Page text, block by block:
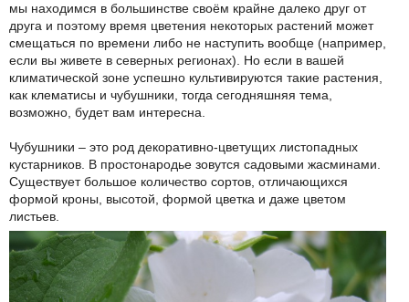
мы находимся в большинстве своём крайне далеко друг от
друга и поэтому время цветения некоторых растений может
смещаться по времени либо не наступить вообще (например,
если вы живете в северных регионах). Но если в вашей
климатической зоне успешно культивируются такие растения,
как клематисы и чубушники, тогда сегодняшняя тема,
возможно, будет вам интересна.
Чубушники – это род декоративно-цветущих листопадных
кустарников. В простонародье зовутся садовыми жасминами.
Существует большое количество сортов, отличающихся
формой кроны, высотой, формой цветка и даже цветом
листьев.